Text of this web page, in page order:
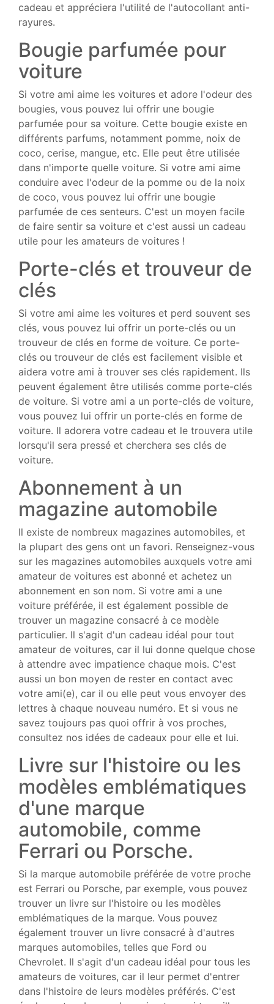
cadeau et appréciera l'utilité de l'autocollant anti-
rayures.
Bougie parfumée pour
voiture
Si votre ami aime les voitures et adore l'odeur des
bougies, vous pouvez lui offrir une bougie
parfumée pour sa voiture. Cette bougie existe en
différents parfums, notamment pomme, noix de
coco, cerise, mangue, etc. Elle peut être utilisée
dans n'importe quelle voiture. Si votre ami aime
conduire avec l'odeur de la pomme ou de la noix
de coco, vous pouvez lui offrir une bougie
parfumée de ces senteurs. C'est un moyen facile
de faire sentir sa voiture et c'est aussi un cadeau
utile pour les amateurs de voitures !
Porte-clés et trouveur de
clés
Si votre ami aime les voitures et perd souvent ses
clés, vous pouvez lui offrir un porte-clés ou un
trouveur de clés en forme de voiture. Ce porte-
clés ou trouveur de clés est facilement visible et
aidera votre ami à trouver ses clés rapidement. Ils
peuvent également être utilisés comme porte-clés
de voiture. Si votre ami a un porte-clés de voiture,
vous pouvez lui offrir un porte-clés en forme de
voiture. Il adorera votre cadeau et le trouvera utile
lorsqu'il sera pressé et cherchera ses clés de
voiture.
Abonnement à un
magazine automobile
Il existe de nombreux magazines automobiles, et
la plupart des gens ont un favori. Renseignez-vous
sur les magazines automobiles auxquels votre ami
amateur de voitures est abonné et achetez un
abonnement en son nom. Si votre ami a une
voiture préférée, il est également possible de
trouver un magazine consacré à ce modèle
particulier. Il s'agit d'un cadeau idéal pour tout
amateur de voitures, car il lui donne quelque chose
à attendre avec impatience chaque mois. C'est
aussi un bon moyen de rester en contact avec
votre ami(e), car il ou elle peut vous envoyer des
lettres à chaque nouveau numéro. Et si vous ne
savez toujours pas quoi offrir à vos proches,
consultez nos idées de cadeaux pour elle et lui.
Livre sur l'histoire ou les
modèles emblématiques
d'une marque
automobile, comme
Ferrari ou Porsche.
Si la marque automobile préférée de votre proche
est Ferrari ou Porsche, par exemple, vous pouvez
trouver un livre sur l'histoire ou les modèles
emblématiques de la marque. Vous pouvez
également trouver un livre consacré à d'autres
marques automobiles, telles que Ford ou
Chevrolet. Il s'agit d'un cadeau idéal pour tous les
amateurs de voitures, car il leur permet d'entrer
dans l'histoire de leurs modèles préférés. C'est